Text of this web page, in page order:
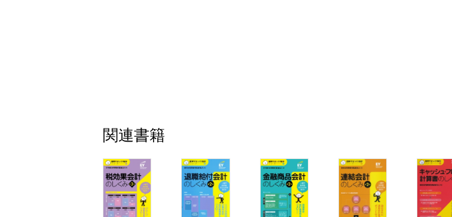
5 資産処分時のキャッシュ・フローの見積もり方
6 割引前将来キャッシュ・フローを求める
■α社の減損損失の認識の判定結果
第５章 減損損失の測定
1 減損損失額を測定するには
関連書籍